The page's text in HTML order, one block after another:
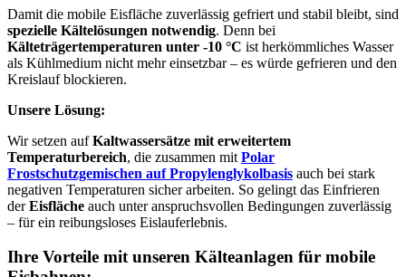
Damit die mobile Eisfläche zuverlässig gefriert und stabil bleibt, sind
spezielle Kältelösungen notwendig. Denn bei
Kälteträgertemperaturen unter -10 °C ist herkömmliches Wasser
als Kühlmedium nicht mehr einsetzbar – es würde gefrieren und den
Kreislauf blockieren.
Unsere Lösung:
Wir setzen aufKaltwassersätze mit erweitertem
Temperaturbereich, die zusammen mit Polar
Frostschutzgemischen auf Propylenglykolbasis auch bei stark
negativen Temperaturen sicher arbeiten. So gelingt das Einfrieren
derEisfläche auch unter anspruchsvollen Bedingungen zuverlässig
– für ein reibungsloses Eislauferlebnis.
Ihre Vorteile mit unseren Kälteanlagen für mobile